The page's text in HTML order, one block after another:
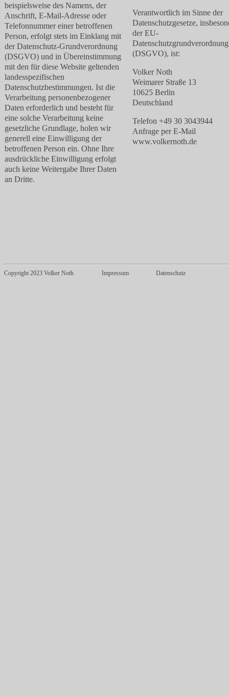
beispielsweise des Namens, der
Anschrift, E-Mail-Adresse oder
Telefonnummer einer betroffenen
Person, erfolgt stets im Einklang mit
der Datenschutz-Grundverordnung
(DSGVO) und in Übereinstimmung
mit den für diese Website geltenden
landesspezifischen
Datenschutzbestimmungen. Ist die
Verarbeitung personenbezogener
Daten erforderlich und besteht für
eine solche Verarbeitung keine
gesetzliche Grundlage, holen wir
generell eine Einwilligung der
betroffenen Person ein. Ohne Ihre
ausdrückliche Einwilligung erfolgt
auch keine Weitergabe Ihrer Daten
an Dritte.
Verantwortlich im Sinne der
Datenschutzgesetze,
der EU-
Datenschutzgrundverordnung
(DSGVO), ist:
Volker Noth
Weimarer Straße 13
10625 Berlin
Deutschland
Telefon +49 30 3043944
Anfrage per E-Mail
www.volkernoth.de
Copyright 2023 Volker Noth Impressum Datenschutz